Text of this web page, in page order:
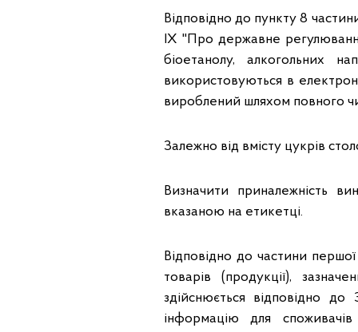
Відповідно до пункту 8
IX "Про державне
біоетанолу, алкогольних
використовуються в
вироблений шляхом повного
Залежно від вмісту цукрів
Визначити приналежність
вказаною на етикетці.
Відповідно до частини
товарів (продукції),
здійснюється відповідно
інформацію для